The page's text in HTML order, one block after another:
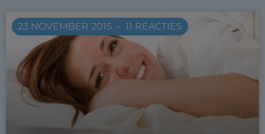
23 NOVEMBER 2015 11 REACTIES